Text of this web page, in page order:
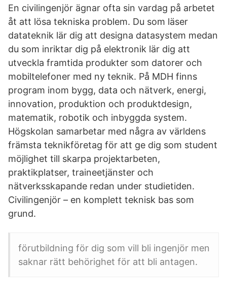
En civilingenjör ägnar ofta sin vardag på arbetet
åt att lösa tekniska problem. Du som läser
datateknik lär dig att designa data­system medan
du som inriktar dig på elektronik lär dig att
utveckla framtida produkter som datorer och
mobiltelefoner med ny teknik. På MDH finns
program inom bygg, data och nätverk, energi,
innovation, produktion och produktdesign,
matematik, robotik och inbyggda system.
Högskolan samarbetar med några av världens
främsta teknikföretag för att ge dig som student
möjlighet till skarpa projektarbeten,
praktikplatser, traineetjänster och
nätverksskapande redan under studietiden.
Civilingenjör – en komplett teknisk bas som
grund.
förutbildning för dig som vill bli ingenjör men
saknar rätt behörighet för att bli antagen.